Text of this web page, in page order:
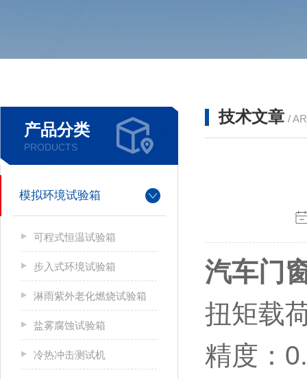
产品分类
PRODUCTS
模拟环境试验箱
可程式恒温试验箱
步入式环境试验箱
淋雨紫外老化燃烧试验箱
盐雾腐蚀试验箱
冷热冲击测试机
技术文章 /
汽车门
扭矩载
精度：